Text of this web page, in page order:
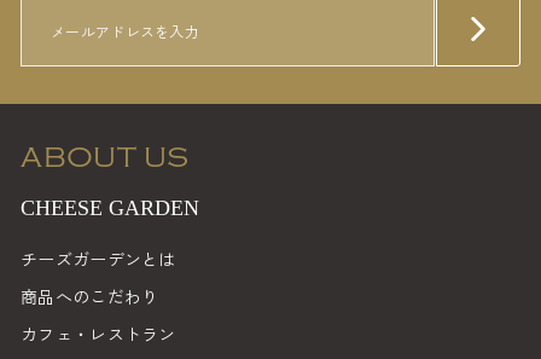
ス
を
力
ABOUT US
CHEESE GARDEN
チーズガーデンとは
商品へのこだわり
カフェ・レストラン